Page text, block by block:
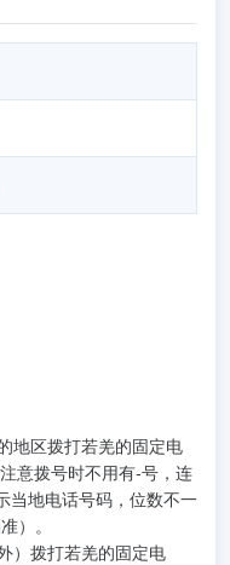
地区拨打若羌的固定电
意拨号时不用有-号，连
当地电话号码，位数不一
）。
）拨打若羌的固定电